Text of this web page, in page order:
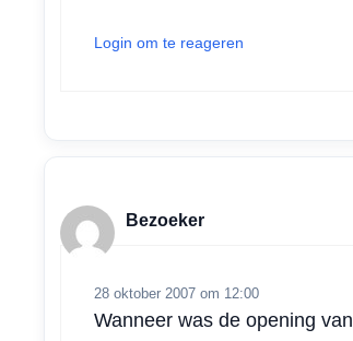
Login om te reageren
Bezoeker
28 oktober 2007 om 12:00
Wanneer was de opening